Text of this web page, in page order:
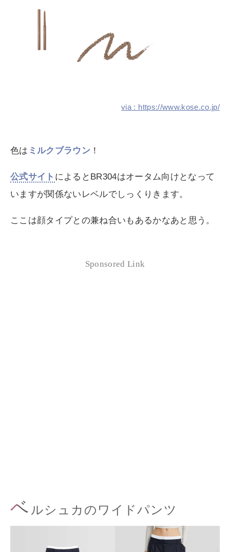
via : https://www.kose.co.jp/
色は ミルクブラウン ！
公式サイト によるとBR304はオータム向けとなって
いますが関係ないレベルでしっくりきます。
ここは顔タイプとの兼ね合いもあるかなあと思う。
Sponsored Link
ベ ルシュカのワイドパンツ